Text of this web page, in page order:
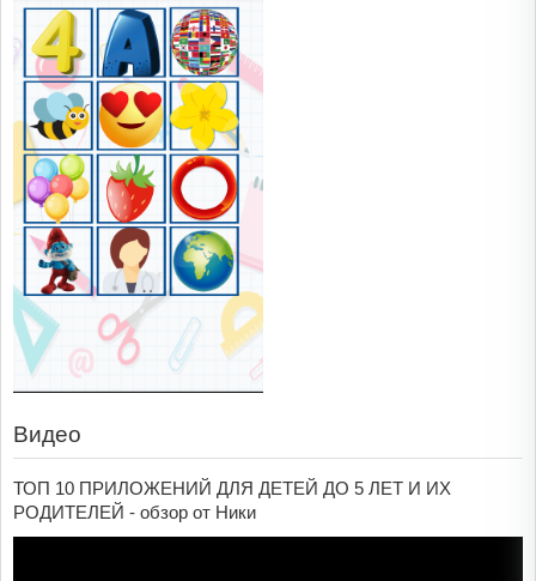
Видео
ТОП 10 ПРИЛОЖЕНИЙ ДЛЯ ДЕТЕЙ ДО 5 ЛЕТ И ИХ
РОДИТЕЛЕЙ - обзор от Ники